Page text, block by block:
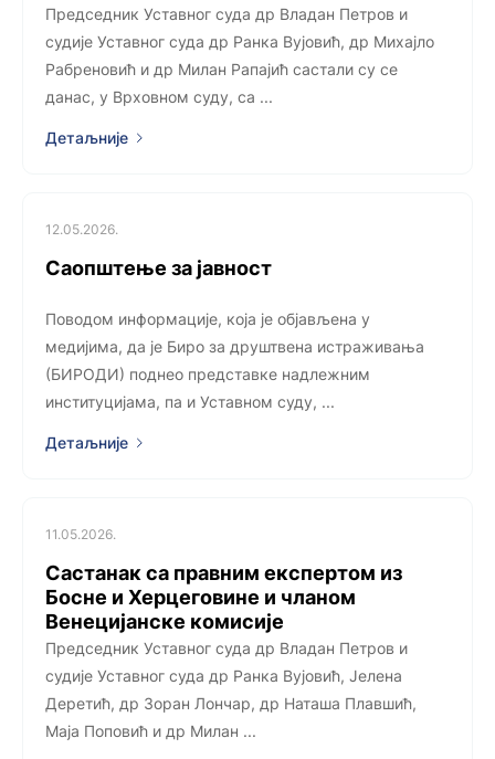
Председник Уставног суда др Владан Петров и
судије Уставног суда др Ранка Вујовић, др Михајло
Рабреновић и др Милан Рапајић састали су се
данас, у Врховном суду, са ...
Детаљније
12.05.2026.
Саопштење за јавност
Поводом информације, која је објављена у
медијима, да је Биро за друштвена истраживања
(БИРОДИ) поднео представке надлежним
институцијама, па и Уставном суду, ...
Детаљније
11.05.2026.
Састанак са правним експертом из
Босне и Херцеговине и чланом
Венецијанске комисије
Председник Уставног суда др Владан Петров и
судије Уставног суда др Ранка Вујовић, Јелена
Деретић, др Зоран Лончар, др Наташа Плавшић,
Маја Поповић и др Милан ...